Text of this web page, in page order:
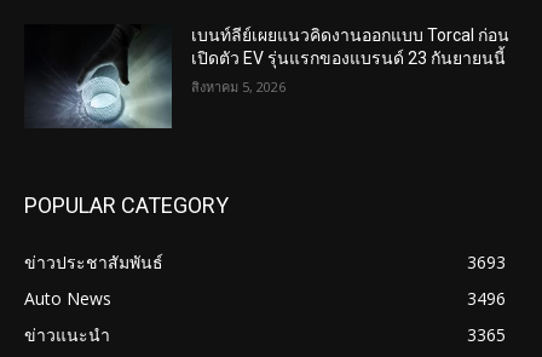
เบนท์ลีย์เผยแนวคิดงานออกแบบ Torcal ก่อน
เปิดตัว EV รุ่นแรกของแบรนด์ 23 กันยายนนี้
สิงหาคม 5, 2026
POPULAR CATEGORY
ข่าวประชาสัมพันธ์
3693
Auto News
3496
ข่าวแนะนำ
3365